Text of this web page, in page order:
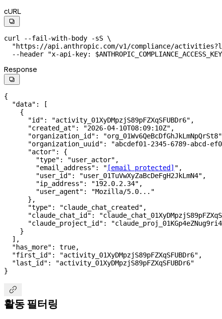
cURL

curl --fail-with-body -sS \
"https://api.anthropic.com/v1/compliance/
  --header
"x-api-key: $ANTHROPIC_COMPLIANCE_ACCESS_KEY
Response

{
  "data"
: [
    {
      "id"
: "activity_01XyDMpzjS89pFZXqSFUBDr6" ,
      "created_at"
: "2026-04-10T08:09:10Z" ,
      "organization_id"
:
"org_01Wv6QeBcDfGhJkLmNpQrSt8"
      "organization_uuid"
:
"abcdef01-2345-6789-abcd-
      "actor"
: {
        "type"
: "user_actor" ,
        "email_address"
: " [email protected] " ,
        "user_id"
: "user_01TuVwXyZaBcDeFgH2JkLmN4" ,
        "ip_address"
: "192.0.2.34" ,
        "user_agent"
:
"Mozilla/5.0..."
      },
      "type"
: "claude_chat_created" ,
      "claude_chat_id"
:
      "claude_project_id"
:
    }
  ],
  "has_more"
: true,
  "first_id"
: "activity_01XyDMpzjS89pFZXqSFUBDr6" ,
  "last_id"
:
"activity_01XyDMpzjS89pFZXqSFUBDr6"
}

활동 필터링